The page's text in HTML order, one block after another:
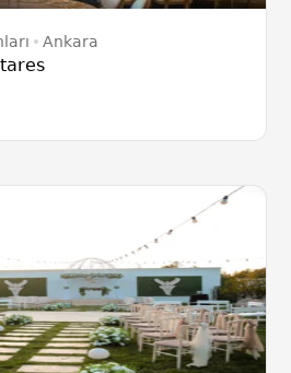
Ankara